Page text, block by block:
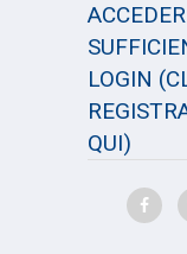
LOGIN
QUI)